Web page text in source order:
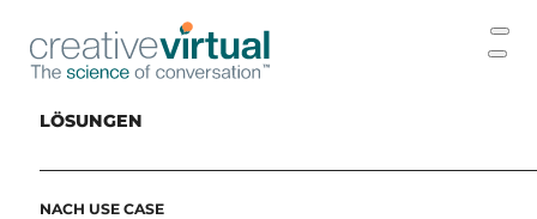
LÖSUNGEN
NACH USE CASE